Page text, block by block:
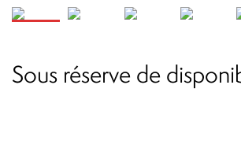
Sous réserve de